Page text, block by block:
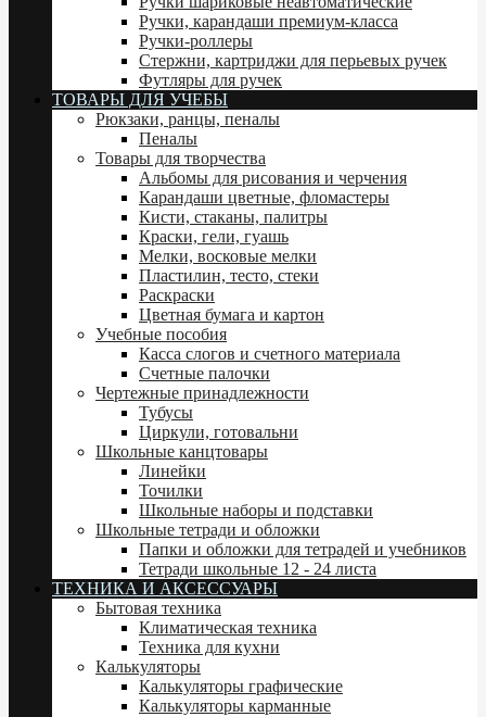
Ручки, карандаши премиум-класса
Ручки-роллеры
Стержни, картриджи для перьевых ручек
Футляры для ручек
ТОВАРЫ ДЛЯ УЧЕБЫ
Рюкзаки, ранцы, пеналы
Пеналы
Товары для творчества
Альбомы для рисования и черчения
Карандаши цветные, фломастеры
Кисти, стаканы, палитры
Краски, гели, гуашь
Мелки, восковые мелки
Пластилин, тесто, стеки
Раскраски
Цветная бумага и картон
Учебные пособия
Касса слогов и счетного материала
Счетные палочки
Чертежные принадлежности
Тубусы
Циркули, готовальни
Школьные канцтовары
Линейки
Точилки
Школьные наборы и подставки
Школьные тетради и обложки
Папки и обложки для тетрадей и учебников
Тетради школьные 12 - 24 листа
ТЕХНИКА И АКСЕССУАРЫ
Бытовая техника
Климатическая техника
Техника для кухни
Калькуляторы
Калькуляторы графические
Калькуляторы карманные